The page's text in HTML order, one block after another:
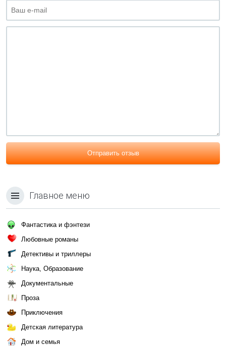
Отправить отзыв
Главное меню
Фантастика и фэнтези
Любовные романы
Детективы и триллеры
Наука, Образование
Документальные
Проза
Приключения
Детская литература
Дом и семья